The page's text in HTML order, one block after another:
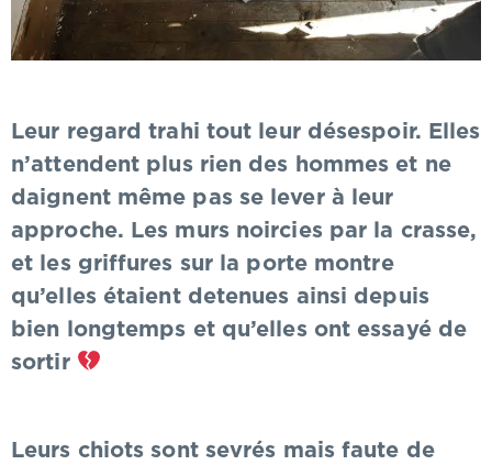
Leur regard trahi tout leur désespoir. Elles
n’attendent plus rien des hommes et ne
daignent même pas se lever à leur
approche. Les murs noircies par la crasse,
et les griffures sur la porte montre
qu’elles étaient detenues ainsi depuis
bien longtemps et qu’elles ont essayé de
sortir
Leurs chiots sont sevrés mais faute de